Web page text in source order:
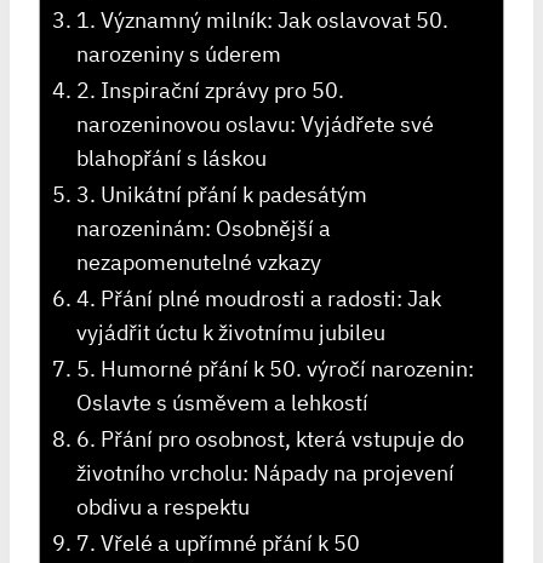
1. Významný milník: Jak oslavovat 50.
narozeniny s​ úderem
2. Inspirační zprávy pro 50.
narozeninovou oslavu: Vyjádřete své​
blahopřání ​s láskou
3. Unikátní přání k padesátým
narozeninám: Osobnější ‌a
nezapomenutelné vzkazy
4. Přání plné moudrosti ⁣a radosti: Jak
vyjádřit úctu k životnímu⁤ jubileu
5.‌ Humorné přání k 50. ‍výročí narozenin:‍
Oslavte s úsměvem a lehkostí
6. Přání pro osobnost, která vstupuje do⁢
životního vrcholu: Nápady⁣ na projevení
obdivu a respektu
7.‌ Vřelé a upřímné přání k 50